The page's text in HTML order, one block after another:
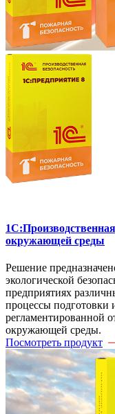
окружающей среды
Решение
экологической
предприятиях
процессы подготовки
регламентированной
окружающей среды.
Посмотреть продукт